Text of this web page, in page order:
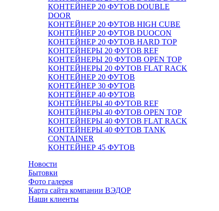
КОНТЕЙНЕР 20 ФУТОВ DOUBLE
DOOR
КОНТЕЙНЕР 20 ФУТОВ HIGH CUBE
КОНТЕЙНЕР 20 ФУТОВ DUOCON
КОНТЕЙНЕР 20 ФУТОВ HARD TOP
КОНТЕЙНЕРЫ 20 ФУТОВ REF
КОНТЕЙНЕРЫ 20 ФУТОВ OPEN TOP
КОНТЕЙНЕРЫ 20 ФУТОВ FLAT RACK
КОНТЕЙНЕР 20 ФУТОВ
КОНТЕЙНЕР 30 ФУТОВ
КОНТЕЙНЕР 40 ФУТОВ
КОНТЕЙНЕРЫ 40 ФУТОВ REF
КОНТЕЙНЕРЫ 40 ФУТОВ OPEN TOP
КОНТЕЙНЕРЫ 40 ФУТОВ FLAT RACK
КОНТЕЙНЕРЫ 40 ФУТОВ TANK
CONTAINER
КОНТЕЙНЕР 45 ФУТОВ
Новости
Бытовки
Фото галерея
Карта сайта компании ВЭДОР
Наши клиенты